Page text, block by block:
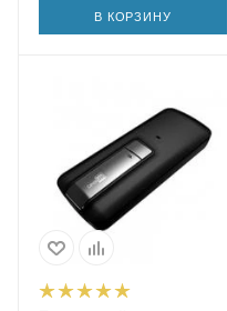
В КОРЗИНУ